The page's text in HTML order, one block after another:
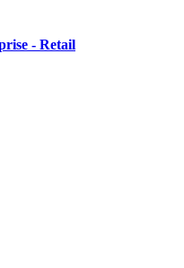
- Retail